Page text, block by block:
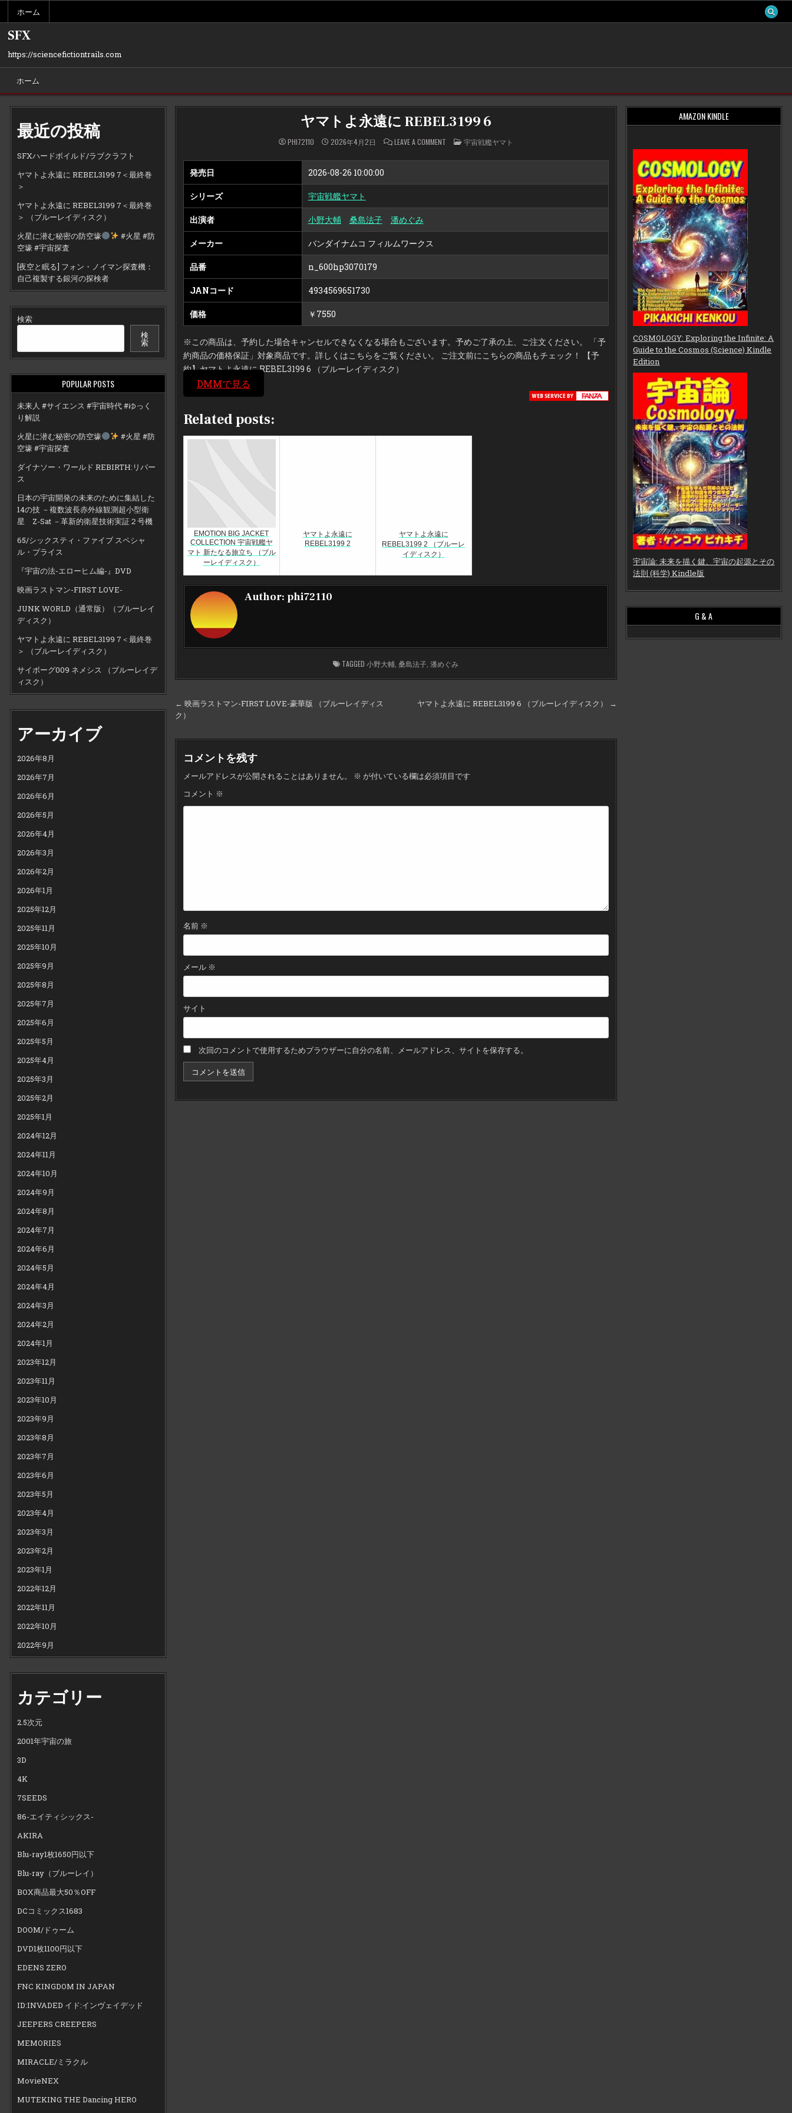
content
ホーム
SFX
https://sciencefictiontrails.com
ホーム
最近の投稿
SFXハードボイルド/ラブクラフト
ヤマトよ永遠に REBEL3199 7＜最終巻
＞
ヤマトよ永遠に REBEL3199 7＜最終巻
＞ （ブルーレイディスク）
火星に潜む秘密の防空壕
#火星 #防
空壕 #宇宙探査
[夜空と眠る] フォン・ノイマン探査機：
自己複製する銀河の探検者
検索
検
索
POPULAR POSTS
未来人 #サイエンス #宇宙時代 #ゆっく
り解説
火星に潜む秘密の防空壕
#火星 #防
空壕 #宇宙探査
ダイナソー・ワールド REBIRTH:リバー
ス
日本の宇宙開発の未来のために集結した
14の技 －複数波長赤外線観測超小型衛
星 Z-Sat －革新的衛星技術実証２号機
65/シックスティ・ファイブ スペシャ
ル・プライス
『宇宙の法-エローヒム編-』DVD
映画ラストマン-FIRST LOVE-
JUNK WORLD（通常版）（ブルーレイ
ディスク）
ヤマトよ永遠に REBEL3199 7＜最終巻
＞ （ブルーレイディスク）
サイボーグ009 ネメシス （ブルーレイデ
ィスク）
アーカイブ
2026年8月
2026年7月
2026年6月
2026年5月
2026年4月
2026年3月
2026年2月
2026年1月
2025年12月
2025年11月
2025年10月
2025年9月
2025年8月
2025年7月
2025年6月
2025年5月
2025年4月
2025年3月
2025年2月
2025年1月
2024年12月
2024年11月
2024年10月
2024年9月
2024年8月
2024年7月
2024年6月
2024年5月
2024年4月
2024年3月
2024年2月
2024年1月
2023年12月
2023年11月
2023年10月
2023年9月
2023年8月
2023年7月
2023年6月
2023年5月
2023年4月
2023年3月
2023年2月
2023年1月
2022年12月
2022年11月
2022年10月
2022年9月
カテゴリー
2.5次元
2001年宇宙の旅
3D
4K
7SEEDS
86-エイティシックス-
AKIRA
Blu-ray1枚1650円以下
Blu-ray（ブルーレイ）
BOX商品最大50％OFF
DCコミックス1683
DOOM/ドゥーム
DVD1枚1100円以下
EDENS ZERO
FNC KINGDOM IN JAPAN
ID:INVADED イド:インヴェイデッド
JEEPERS CREEPERS
MEMORIES
MIRACLE/ミラクル
MovieNEX
MUTEKING THE Dancing HERO
ヤマトよ永遠に REBEL3199 6
PHI72110 2026年4月2日 LEAVE A COMMENTON
ト
遠
POSTED
IN
宇宙戦艦ヤマト
発売日 2026-08-26 10:00:00
シリーズ 宇宙戦艦ヤマト
出演者 小野大輔 桑島法子 潘めぐみ
メーカー バンダイナムコ フィルムワークス
品番 n_600hp3070179
JANコード 4934569651730
価格 ￥7550
※この商品は、予約した場合キャンセルできなくなる場合もございます。予めご了承の上、ご注文ください。 「予
約商品の価格保証」対象商品です。詳しくはこちらをご覧ください。 ご注文前にこちらの商品もチェック！ 【予
約】ヤマトよ永遠に REBEL3199 6 （ブルーレイディスク）
DMMで見る
Related posts:
EMOTION BIG JACKET
COLLECTION 宇宙戦艦ヤ
マト 新たなる旅立ち （ブル
ーレイディスク）
ヤマトよ永遠に
REBEL3199 2
ヤマトよ永遠に
REBEL3199 2 （ブルーレ
イディスク）
Author: phi72110
TAGGED小野大輔 ,桑島法子 ,潘めぐみ
投
稿
ナ
ビ
ゲ
ー
シ
ヤマトよ永遠に REBEL3199 6 （ブルーレイディスク） →
← 映画ラストマン-FIRST LOVE-豪華版 （ブルーレイディス
ク）
コメントを残す
メールアドレスが公開されることはありません。 ※ が付いている欄は必須項目です
コメント ※
名前 ※
メール ※
サイト
次回のコメントで使用するためブラウザーに自分の名前、メールアドレス、サイトを保存する。
AMAZON KINDLE
COSMOLOGY: Exploring the Infinite: A
Guide to the Cosmos (Science) Kindle
Edition
宇宙論: 未来を描く鍵、宇宙の起源とその
法則 (科学) Kindle版
G & A